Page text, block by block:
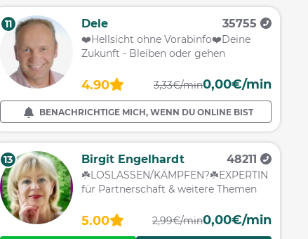
11 Dele 35755
❤️️Hellsicht ohne Vorabinfo❤️️Deine
Zukunft - Bleiben oder gehen
4.90 3,33€/min0,00€/min
BENACHRICHTIGE MICH, WENN DU ONLINE BIST
13 Birgit Engelhardt 48211
☘️LOSLASSEN/KÄMPFEN?☘️EXPERTIN
für Partnerschaft & weitere Themen
5.00 2,99€/min0,00€/min